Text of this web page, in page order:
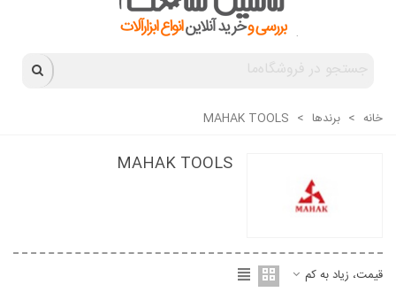
خانه > برندها >
MAHAK TOOLS
MAHAK TOOLS
قیمت، زیاد به کم